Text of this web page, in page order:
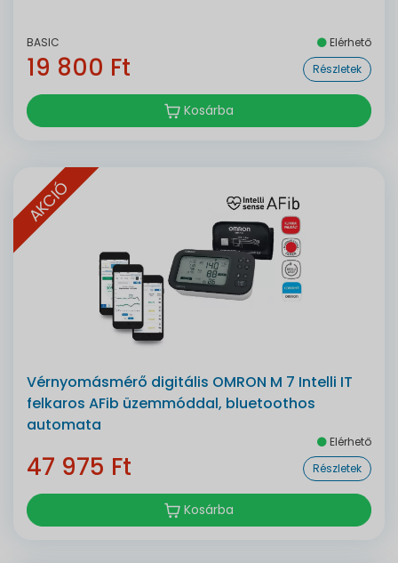
BASIC Elérhető
19 800 Ft Részletek
Kosárba
AKCIÓ
Vérnyomásmérő digitális OMRON M 7 Intelli IT
felkaros AFib üzemmóddal, bluetoothos
automata
Elérhető
47 975 Ft Részletek
Kosárba